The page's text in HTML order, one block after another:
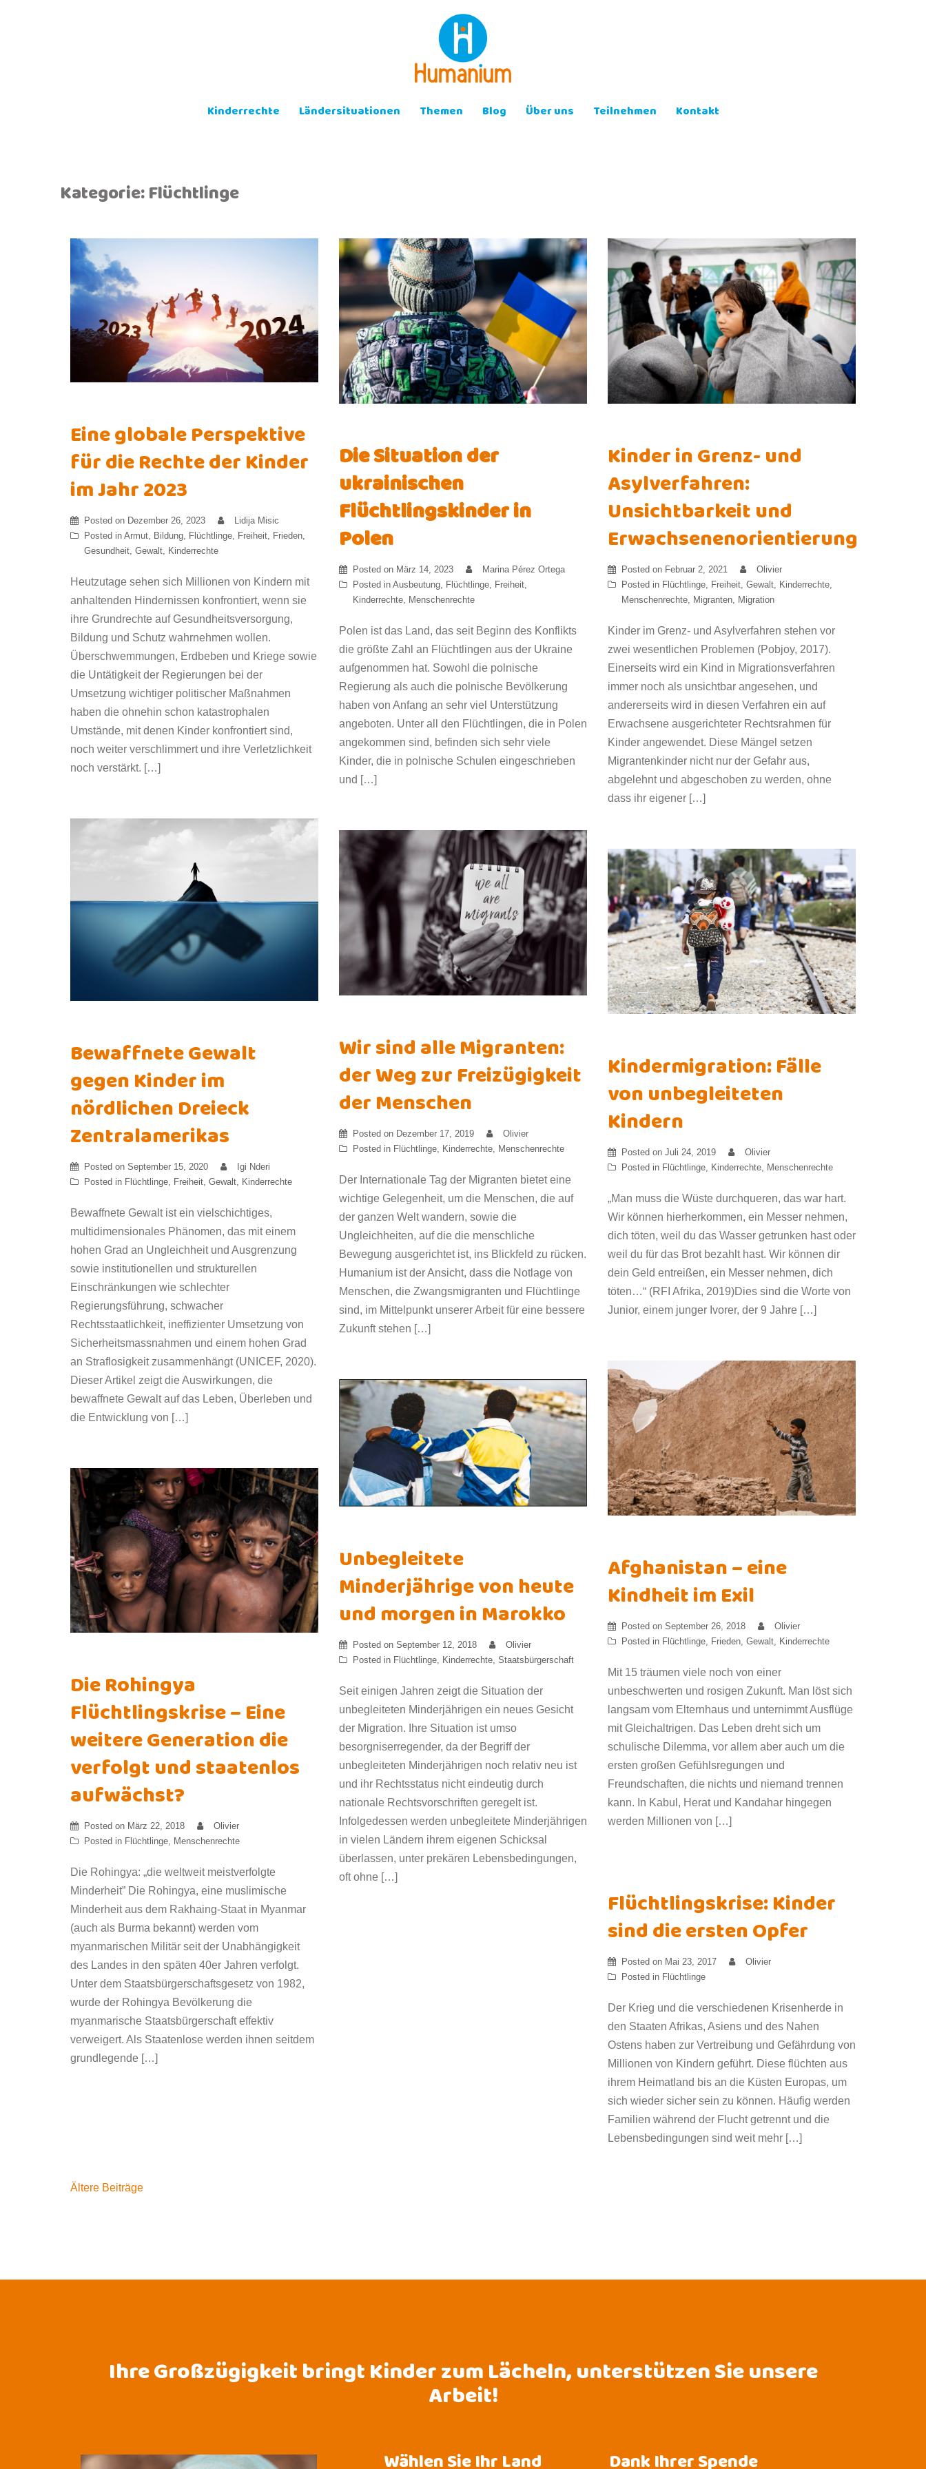
Kinderrechte Ländersituationen Themen Blog Über uns Teilnehmen Kontakt
Kategorie:Flüchtlinge
Eine globale Perspektive
für die Rechte der Kinder
im Jahr 2023
Posted on Dezember 26, 2023
Lidija Misic
Posted in Armut, Bildung, Flüchtlinge, Freiheit, Frieden,
Gesundheit, Gewalt, Kinderrechte
Heutzutage sehen sich Millionen von Kindern mit
anhaltenden Hindernissen konfrontiert, wenn sie
ihre Grundrechte auf Gesundheitsversorgung,
Bildung und Schutz wahrnehmen wollen.
Überschwemmungen, Erdbeben und Kriege sowie
die Untätigkeit der Regierungen bei der
Umsetzung wichtiger politischer Maßnahmen
haben die ohnehin schon katastrophalen
Umstände, mit denen Kinder konfrontiert sind,
noch weiter verschlimmert und ihre Verletzlichkeit
noch verstärkt. […]
Die Situation der
ukrainischen
Flüchtlingskinder in
Polen
Posted on März 14, 2023
Marina Pérez Ortega
Posted in Ausbeutung Flüchtlinge Freiheit
Kinderrechte
Menschenrechte
Polen ist das Land, das seit Beginn des Konflikts
die größte Zahl an Flüchtlingen aus der Ukraine
aufgenommen hat. Sowohl die polnische
Regierung als auch die polnische Bevölkerung
haben von Anfang an sehr viel Unterstützung
angeboten. Unter all den Flüchtlingen, die in Polen
angekommen sind, befinden sich sehr viele
Kinder, die in polnische Schulen eingeschrieben
und […]
Kinder in Grenz- und
Asylverfahren:
Unsichtbarkeit und
Erwachsenenorientierung
Posted on Februar 2, 2021
Olivier
Posted in Flüchtlinge Freiheit Gewalt Kinderrechte
Menschenrechte
Migranten Migration
Kinder im Grenz- und Asylverfahren stehen vor
zwei wesentlichen Problemen (Pobjoy, 2017).
Einerseits wird ein Kind in Migrationsverfahren
immer noch als unsichtbar angesehen, und
andererseits wird in diesen Verfahren ein auf
Erwachsene ausgerichteter Rechtsrahmen für
Kinder angewendet. Diese Mängel setzen
Migrantenkinder nicht nur der Gefahr aus,
abgelehnt und abgeschoben zu werden, ohne
dass ihr eigener […]
Bewaffnete Gewalt
gegen Kinder im
nördlichen Dreieck
Zentralamerikas
Posted on September 15, 2020
Igi Nderi
Posted in Flüchtlinge, Freiheit, Gewalt, Kinderrechte
Bewaffnete Gewalt ist ein vielschichtiges,
multidimensionales Phänomen, das mit einem
hohen Grad an Ungleichheit und Ausgrenzung
sowie institutionellen und strukturellen
Einschränkungen wie schlechter
Regierungsführung, schwacher
Rechtsstaatlichkeit, ineffizienter Umsetzung von
Sicherheitsmassnahmen und einem hohen Grad
an Straflosigkeit zusammenhängt (UNICEF, 2020).
Dieser Artikel zeigt die Auswirkungen, die
bewaffnete Gewalt auf das Leben, Überleben und
die Entwicklung von […]
Wir sind alle Migranten:
der Weg zur Freizügigkeit
der Menschen
Posted on Dezember 17, 2019
Olivier
Posted in Flüchtlinge, Kinderrechte, Menschenrechte
Der Internationale Tag der Migranten bietet eine
wichtige Gelegenheit, um die Menschen, die auf
der ganzen Welt wandern, sowie die
Ungleichheiten, auf die die menschliche
Bewegung ausgerichtet ist, ins Blickfeld zu rücken.
Humanium ist der Ansicht, dass die Notlage von
Menschen, die Zwangsmigranten und Flüchtlinge
sind, im Mittelpunkt unserer Arbeit für eine bessere
Zukunft stehen […]
Kindermigration: Fälle
von unbegleiteten
Kindern
Posted on Juli 24, 2019
Olivier
Posted in Flüchtlinge Kinderrechte Menschenrechte
„Man muss die Wüste durchqueren, das war hart.
Wir können hierherkommen, ein Messer nehmen,
dich töten, weil du das Wasser getrunken hast oder
weil du für das Brot bezahlt hast. Wir können dir
dein Geld entreißen, ein Messer nehmen, dich
töten…“ (RFI Afrika, 2019)Dies sind die Worte von
Junior, einem junger Ivorer, der 9 Jahre […]
Afghanistan – eine
Kindheit im Exil
Posted on September 26, 2018
Olivier
Posted in Flüchtlinge Frieden Gewalt Kinderrechte
Mit 15 träumen viele noch von einer
unbeschwerten und rosigen Zukunft. Man löst sich
langsam vom Elternhaus und unternimmt Ausflüge
mit Gleichaltrigen. Das Leben dreht sich um
schulische Dilemma, vor allem aber auch um die
ersten großen Gefühlsregungen und
Freundschaften, die nichts und niemand trennen
kann. In Kabul, Herat und Kandahar hingegen
werden Millionen von […]
Unbegleitete
Minderjährige von heute
und morgen in Marokko
Posted on September 12, 2018
Olivier
Posted in Flüchtlinge Kinderrechte Staatsbürgerschaft
Seit einigen Jahren zeigt die Situation der
unbegleiteten Minderjährigen ein neues Gesicht
der Migration. Ihre Situation ist umso
besorgniserregender, da der Begriff der
unbegleiteten Minderjährigen noch relativ neu ist
und ihr Rechtsstatus nicht eindeutig durch
nationale Rechtsvorschriften geregelt ist.
Infolgedessen werden unbegleitete Minderjährigen
in vielen Ländern ihrem eigenen Schicksal
überlassen, unter prekären Lebensbedingungen,
oft ohne […]
Die Rohingya
Flüchtlingskrise – Eine
weitere Generation die
verfolgt und staatenlos
aufwächst?
Posted on März 22, 2018
Olivier
Posted in Flüchtlinge, Menschenrechte
Die Rohingya: „die weltweit meistverfolgte
Minderheit” Die Rohingya, eine muslimische
Minderheit aus dem Rakhaing-Staat in Myanmar
(auch als Burma bekannt) werden vom
myanmarischen Militär seit der Unabhängigkeit
des Landes in den späten 40er Jahren verfolgt.
Unter dem Staatsbürgerschaftsgesetz von 1982,
wurde der Rohingya Bevölkerung die
myanmarische Staatsbürgerschaft effektiv
verweigert. Als Staatenlose werden ihnen seitdem
grundlegende […]
Flüchtlingskrise: Kinder
sind die ersten Opfer
Posted on Mai 23, 2017
Olivier
Posted in Flüchtlinge
Der Krieg und die verschiedenen Krisenherde in
den Staaten Afrikas, Asiens und des Nahen
Ostens haben zur Vertreibung und Gefährdung von
Millionen von Kindern geführt. Diese flüchten aus
ihrem Heimatland bis an die Küsten Europas, um
sich wieder sicher sein zu können. Häufig werden
Familien während der Flucht getrennt und die
Lebensbedingungen sind weit mehr […]
Beitragsnavigation
Ältere Beiträge
Ihre Großzügigkeit bringt Kinder zum Lächeln, unterstützen Sie unsere
Arbeit!